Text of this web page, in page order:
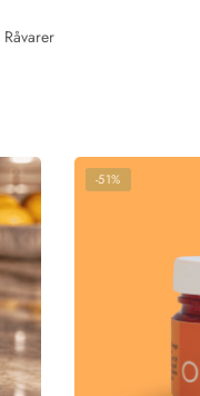
Råvarer
-51%